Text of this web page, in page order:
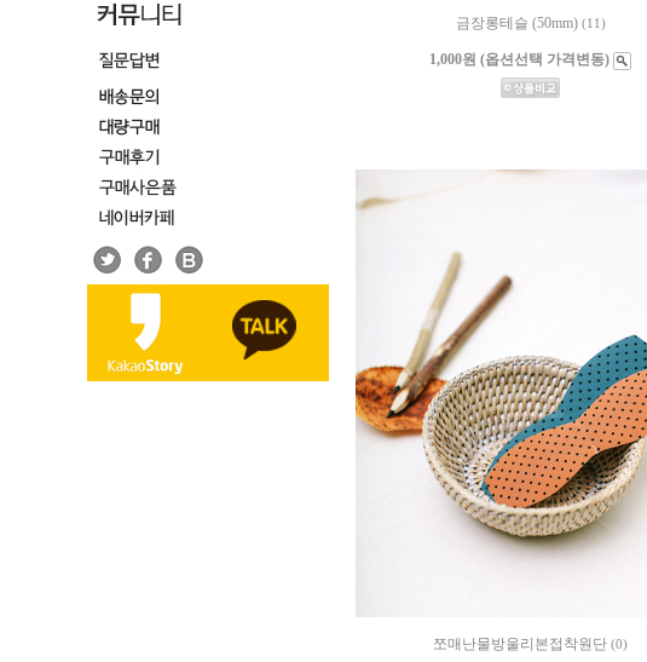
금장롱테슬 (50mm) (11)
1,000원 (옵션선택 가격변동)
쪼매난물방울리본접착원단 (0)